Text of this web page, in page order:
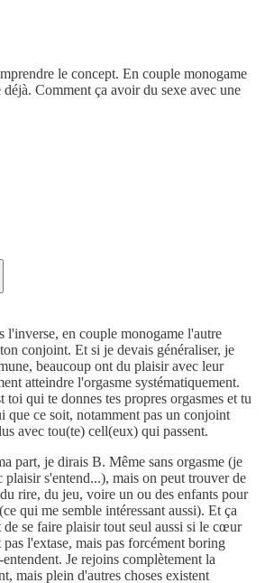
le concept. En couple monogame
déjà. Comment ça avoir du sexe avec une
l'inverse, en couple monogame l'autre
conjoint. Et si je devais généraliser, je
beaucoup ont du plaisir avec leur
atteindre l'orgasme systématiquement.
toi qui te donnes tes propres orgasmes et tu
que ce soit, notamment pas un conjoint
avec tou(te) cell(eux) qui passent.
part, je dirais B. Même sans orgasme (je
plaisir s'entend...), mais on peut trouver de
rire, du jeu, voire un ou des enfants pour
qui me semble intéressant aussi). Et ça
de se faire plaisir tout seul aussi si le cœur
l'extase, mais pas forcément boring
Je rejoins complètement la
mais plein d'autres choses existent